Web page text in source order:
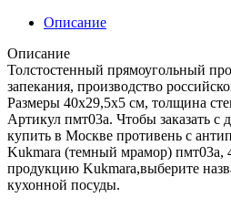
Описание
Описание
Толстостенный прямоугольный
запекания, производство
Размеры 40х29,5х5 см, толщина
Артикул пмт03а. Чтобы заказать с
купить в Москве противень с
Kukmara (темный мрамор) пмт03а,
продукцию Kukmara,выберите
кухонной посуды.